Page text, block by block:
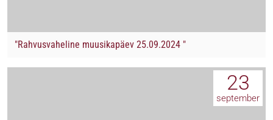
"Rahvusvaheline muusikapäev 25.09.2024 "
23
september